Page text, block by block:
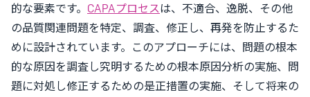
的な要素です。 CAPAプロセスは、不適合、逸脱、その他
の品質関連問題を特定、調査、修正し、再発を防止するた
めに設計されています。このアプローチには、問題の根本
的な原因を調査し究明するための根本原因分析の実施、問
題に対処し修正するための是正措置の実施、そして将来の